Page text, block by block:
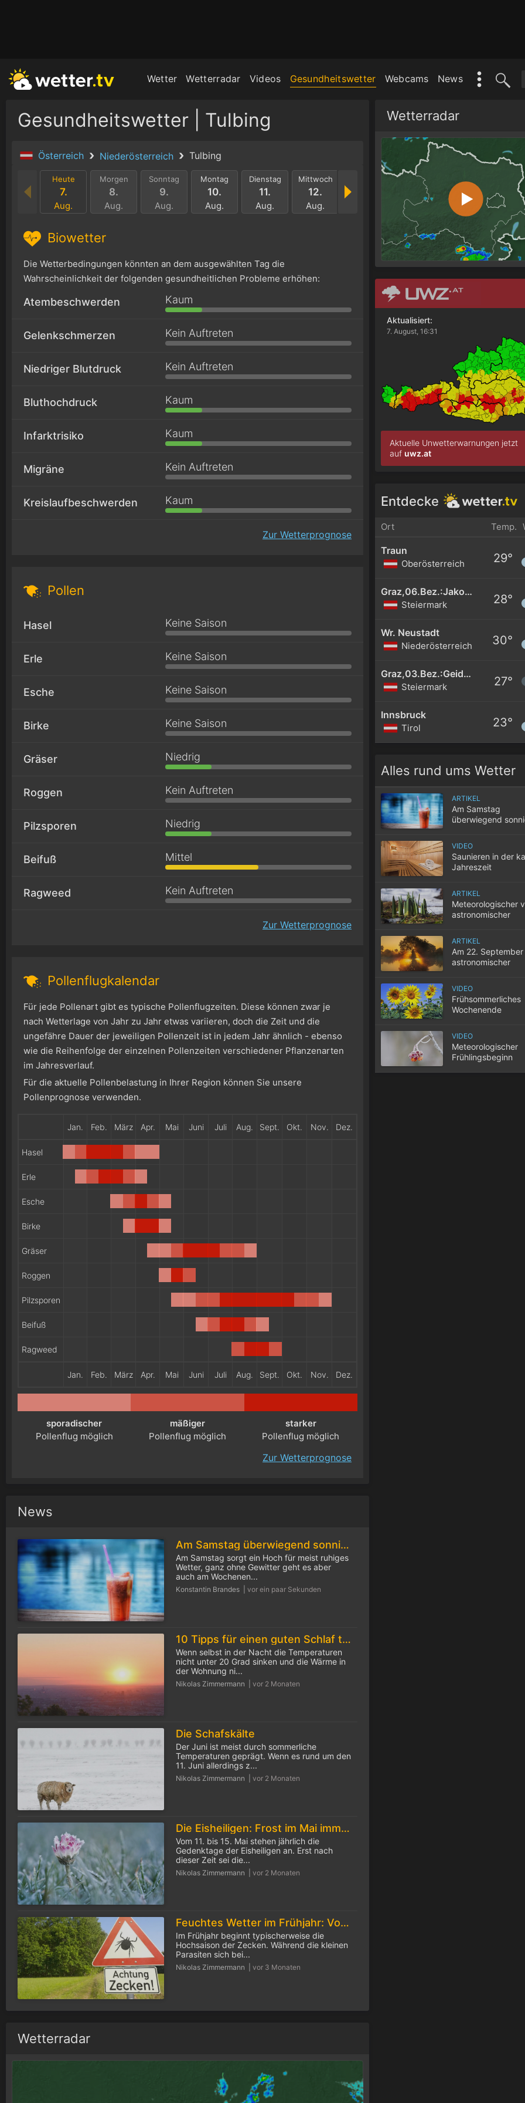
Wetter Wetterradar Videos Gesundheitswetter Webcams News
Gesundheitswetter | Tulbing
Österreich Niederösterreich Tulbing
Heute
7.
Aug.
Morgen
8.
Aug.
Sonntag
9.
Aug.
Montag
10.
Aug.
Dienstag
11.
Aug.
Mittwoch
12.
Aug.
Freitag
Aug.
15.
Aug.
16.
Biowetter
Die Wetterbedingungen könnten an dem ausgewählten Tag die
Wahrscheinlichkeit der folgenden gesundheitlichen Probleme erhöhen:
Atembeschwerden Kaum
Gelenkschmerzen Kein Auftreten
Niedriger Blutdruck Kein Auftreten
Bluthochdruck Kaum
Infarktrisiko Kaum
Migräne Kein Auftreten
Kreislaufbeschwerden Kaum
Zur Wetterprognose
Pollen
Hasel Keine Saison
Erle Keine Saison
Esche Keine Saison
Birke Keine Saison
Gräser Niedrig
Roggen Kein Auftreten
Pilzsporen Niedrig
Beifuß Mittel
Ragweed Kein Auftreten
Zur Wetterprognose
Pollenflugkalendar
Für jede Pollenart gibt es typische Pollenflugzeiten. Diese können zwar je
nach Wetterlage von Jahr zu Jahr etwas variieren, doch die Zeit und die
ungefähre Dauer der jeweiligen Pollenzeit ist in jedem Jahr ähnlich - ebenso
wie die Reihenfolge der einzelnen Pollenzeiten verschiedener Pflanzenarten
im Jahresverlauf.
Für die aktuelle Pollenbelastung in Ihrer Region können Sie unsere
Pollenprognose verwenden.
Jan. Feb. März Apr. Mai Juni Juli Aug. Sept. Okt. Nov. Dez.
Jan. Feb. März Apr. Mai Juni Juli Aug. Sept. Okt. Nov. Dez.
Hasel
Erle
Esche
Birke
Gräser
Roggen
Pilzsporen
Beifuß
Ragweed
sporadischer
Pollenflug möglich
mäßiger
Pollenflug möglich
starker
Pollenflug möglich
Zur Wetterprognose
News
Am Samstag überwiegend sonnig und sommerlich warm
Konstantin Brandes | vor ein paar Sekunden
Am Samstag sorgt ein Hoch für meist ruhiges
Wetter, ganz ohne Gewitter geht es aber
auch am Wochenen...
10 Tipps für einen guten Schlaf trotz Hitze
Nikolas Zimmermann | vor 2 Monaten
Wenn selbst in der Nacht die Temperaturen
nicht unter 20 Grad sinken und die Wärme in
der Wohnung ni...
Die Schafskälte
Nikolas Zimmermann | vor 2 Monaten
Der Juni ist meist durch sommerliche
Temperaturen geprägt. Wenn es rund um den
11. Juni allerdings z...
Die Eisheiligen: Frost im Mai immer seltener
Nikolas Zimmermann | vor 2 Monaten
Vom 11. bis 15. Mai stehen jährlich die
Gedenktage der Eisheiligen an. Erst nach
dieser Zeit sei die...
Feuchtes Wetter im Frühjahr: Vorsicht Zecken!
Nikolas Zimmermann | vor 3 Monaten
Im Frühjahr beginnt typischerweise die
Hochsaison der Zecken. Während die kleinen
Parasiten sich bei...
Wetterradar
Wetterradar
Aktualisiert:
7. August, 16:31
Aktuelle Unwetterwarnungen jetzt
auf uwz.at
Entdecke
Ort Temp.
Traun
Oberösterreich 29°
Graz,06.Bez.:Jakomini
Steiermark 28°
Wr. Neustadt
Niederösterreich 30°
Graz,03.Bez.:Geidorf
Steiermark 27°
Innsbruck
Tirol 23°
Alles rund ums Wetter
ARTIKEL
Am Samstag
überwiegend
VIDEO
Saunieren in der
Jahreszeit
ARTIKEL
Meteorologischer
astronomischer
ARTIKEL
Am 22.
astronomischer
VIDEO
Frühsommerliches
Wochenende
VIDEO
Meteorologischer
Frühlingsbeginn